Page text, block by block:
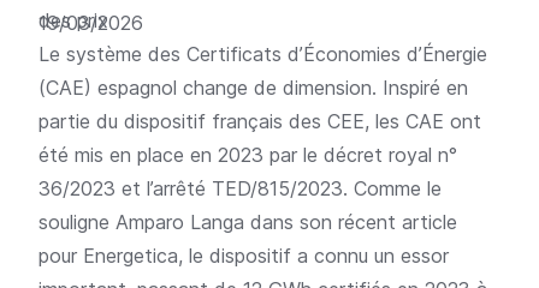
des prix
19/03/2026
Le système des Certificats d’Économies d’Énergie
(CAE) espagnol change de dimension. Inspiré en
partie du dispositif français des CEE, les CAE ont
été mis en place en 2023 par le décret royal n°
36/2023 et l’arrêté TED/815/2023. Comme le
souligne Amparo Langa dans son récent article
pour Energetica, le dispositif a connu un essor